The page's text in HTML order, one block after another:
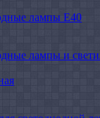
лампы Е40
лампы и